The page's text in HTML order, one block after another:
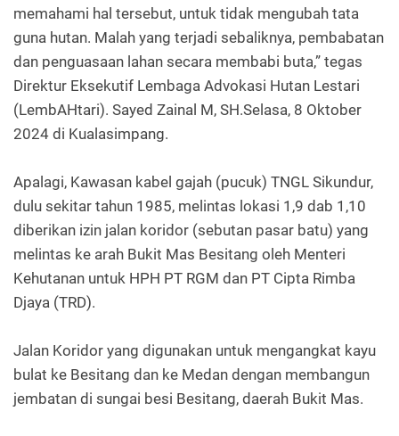
memahami hal tersebut, untuk tidak mengubah tata
guna hutan. Malah yang terjadi sebaliknya, pembabatan
dan penguasaan lahan secara membabi buta,” tegas
Direktur Eksekutif Lembaga Advokasi Hutan Lestari
(LembAHtari). Sayed Zainal M, SH.Selasa, 8 Oktober
2024 di Kualasimpang.
Apalagi, Kawasan kabel gajah (pucuk) TNGL Sikundur,
dulu sekitar tahun 1985, melintas lokasi 1,9 dab 1,10
diberikan izin jalan koridor (sebutan pasar batu) yang
melintas ke arah Bukit Mas Besitang oleh Menteri
Kehutanan untuk HPH PT RGM dan PT Cipta Rimba
Djaya (TRD).
Jalan Koridor yang digunakan untuk mengangkat kayu
bulat ke Besitang dan ke Medan dengan membangun
jembatan di sungai besi Besitang, daerah Bukit Mas.